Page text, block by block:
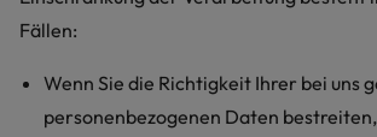
Fällen:
Wenn Sie die Richtigkeit Ihrer bei uns
personenbezogenen Daten